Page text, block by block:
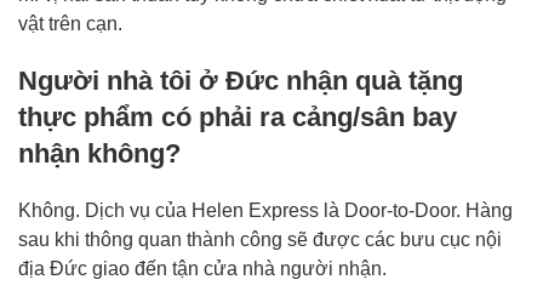
vật trên cạn.
Người nhà tôi ở Đức nhận quà tặng
thực phẩm có phải ra cảng/sân bay
nhận không?
Không. Dịch vụ của Helen Express là Door-to-Door. Hàng
sau khi thông quan thành công sẽ được các bưu cục nội
địa Đức giao đến tận cửa nhà người nhận.